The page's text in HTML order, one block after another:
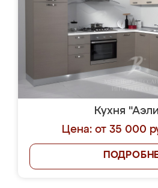
Кухня
Цена: от 35 000